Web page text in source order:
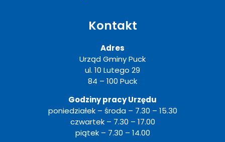
Kontakt
Adres
Urząd Gminy Puck
ul. 10 Lutego 29
84 – 100 Puck
Godziny pracy Urzędu
poniedziałek – środa – 7.30 – 15.30
czwartek – 7.30 – 17.00
piątek – 7.30 – 14.00